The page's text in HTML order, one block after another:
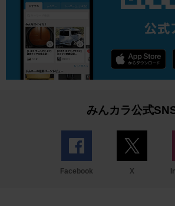
みんカラ公式
Facebook X